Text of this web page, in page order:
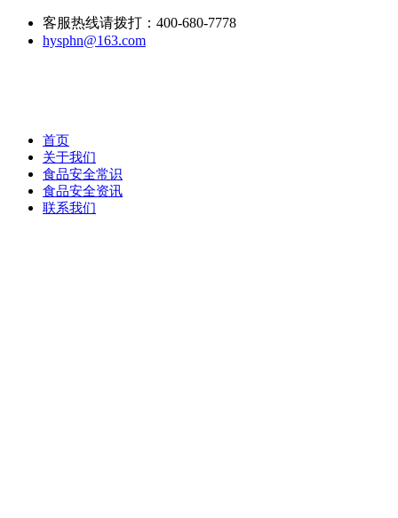
客服热线请拨打：400-680-7778
hysphn@163.com
首页
关于我们
食品安全常识
食品安全资讯
联系我们